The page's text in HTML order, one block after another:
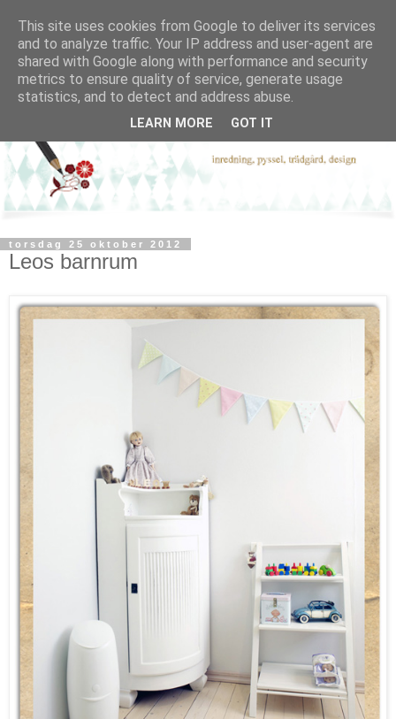
torsdag 25 oktober 2012
Leos barnrum
This site uses cookies from Google to deliver its services
and to analyze traffic. Your IP address and user-agent are
shared with Google along with performance and security
metrics to ensure quality of service, generate usage
statistics, and to detect and address abuse.
LEARN MORE GOT IT